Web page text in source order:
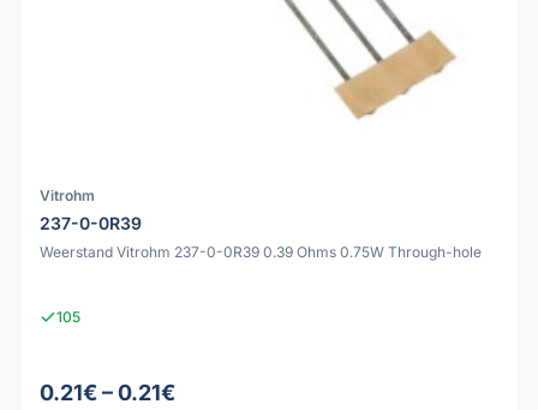
Vitrohm
237-0-0R39
Weerstand Vitrohm 237-0-0R39 0.39 Ohms 0.75W Through-hole
105
0.21€ – 0.21€